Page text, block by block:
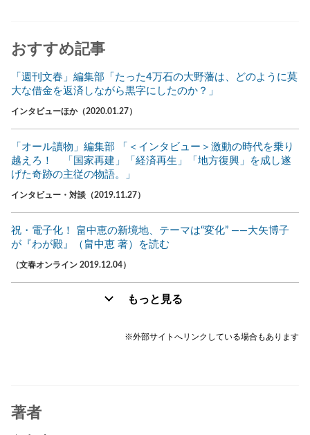
おすすめ記事
「週刊文春」編集部「たった4万石の大野藩は、どのように莫
大な借金を返済しながら黒字にしたのか？」
インタビューほか（2020.01.27）
「オール讀物」編集部 「＜インタビュー＞激動の時代を乗り
越えろ！ 「国家再建」「経済再生」「地方復興」を成し遂
げた奇跡の主従の物語。」
インタビュー・対談（2019.11.27）
祝・電子化！ 畠中恵の新境地、テーマは“変化” ――大矢博子
が『わが殿』（畠中恵 著）を読む
（文春オンライン 2019.12.04）
もっと見る
※外部サイトへリンクしている場合もあります
著者